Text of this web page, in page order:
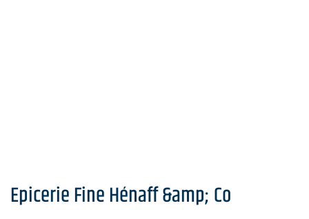
Epicerie Fine Hénaff &amp; Co